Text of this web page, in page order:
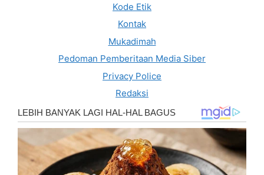
Kode Etik
Kontak
Mukadimah
Pedoman Pemberitaan Media Siber
Privacy Police
Redaksi